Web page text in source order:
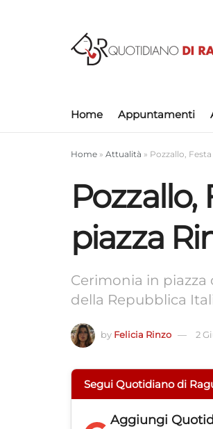
Home Appuntamenti
Home » Attualità » Pozzallo,
piazza
Cerimonia in piazza
della Repubblica
by Felicia Rinzo 2
Segui Quotidiano di
Aggiungi